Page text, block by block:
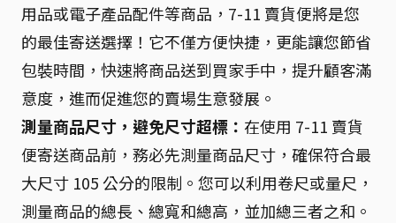
用品或電子產品配件等商品，7-11 賣貨便將是您
的最佳寄送選擇！它不僅方便快捷，更能讓您節省
包裝時間，快速將商品送到買家手中，提升顧客滿
意度，進而促進您的賣場生意發展。
測量商品尺寸，避免尺寸超標： 在使用 7-11 賣貨
便寄送商品前，務必先測量商品尺寸，確保符合最
大尺寸 105 公分的限制。您可以利用卷尺或量尺，
測量商品的總長、總寬和總高，並加總三者之和。